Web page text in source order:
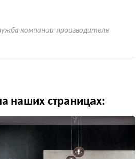
компании-производителя
наших страницах: